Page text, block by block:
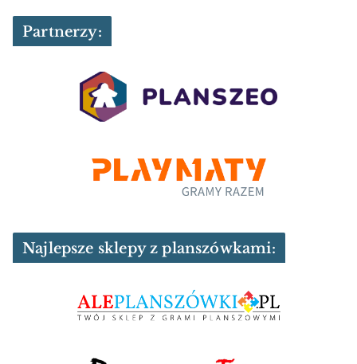
Partnerzy:
Najlepsze sklepy z planszówkami: